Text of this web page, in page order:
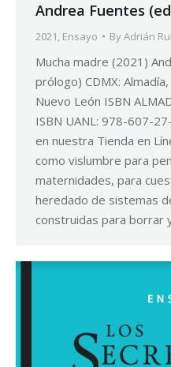
Andrea Fuentes
2021, Ensayo ByAdrián
Mucha madre (2021)
prólogo) CDMX:
Nuevo León ISBN
ISBN UANL: 978-607-
en nuestra Tienda en
como vislumbre para
maternidades, para
heredado de sistemas
construidas para borrar